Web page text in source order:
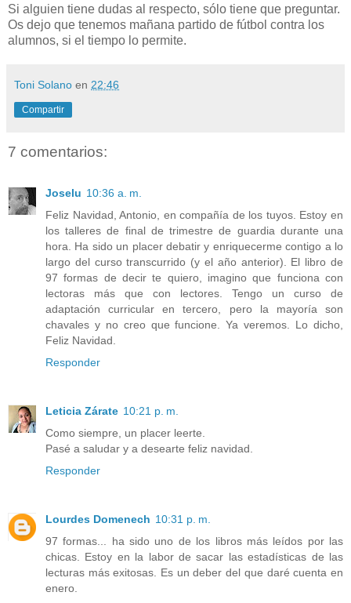
Si alguien tiene dudas al respecto, sólo tiene que preguntar.
Os dejo que tenemos mañana partido de fútbol contra los
alumnos, si el tiempo lo permite.
Toni Solano en 22:46
Compartir
7 comentarios:
Joselu 10:36 a. m.
Feliz Navidad, Antonio, en compañía de los tuyos. Estoy en
los talleres de final de trimestre de guardia durante una
hora. Ha sido un placer debatir y enriquecerme contigo a lo
largo del curso transcurrido (y el año anterior). El libro de
97 formas de decir te quiero, imagino que funciona con
lectoras más que con lectores. Tengo un curso de
adaptación curricular en tercero, pero la mayoría son
chavales y no creo que funcione. Ya veremos. Lo dicho,
Feliz Navidad.
Responder
Leticia Zárate 10:21 p. m.
Como siempre, un placer leerte.
Pasé a saludar y a desearte feliz navidad.
Responder
Lourdes Domenech 10:31 p. m.
97 formas... ha sido uno de los libros más leídos por las
chicas. Estoy en la labor de sacar las estadísticas de las
lecturas más exitosas. Es un deber del que daré cuenta en
enero.